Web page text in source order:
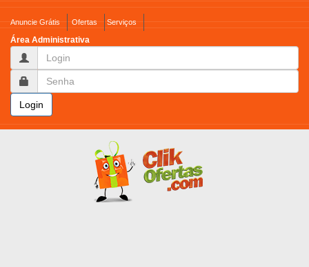
Anuncie Grátis Ofertas Serviços
Área Administrativa
Login